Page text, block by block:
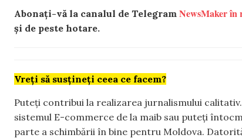
Abonați-vă la canalul de Telegram NewsMaker în
și de peste hotare.
Vreți să susțineți ceea ce facem?
Puteți contribui la realizarea jurnalismului
sistemul E-commerce de la maib sau puteți
parte a schimbării în bine pentru Moldova.